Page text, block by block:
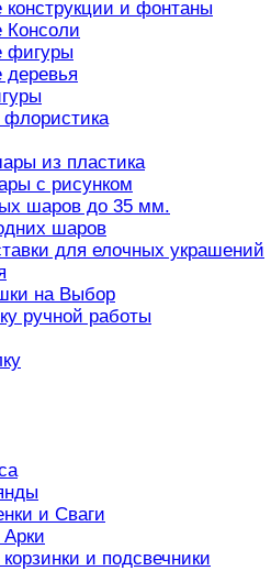
и фонтаны
Консоли
фигуры
из пластика
с рисунком
шаров до 35 мм.
шаров
для елочных украшений
на Выбор
ручной работы
и Сваги
и подсвечники